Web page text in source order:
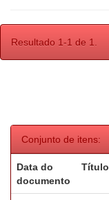
Resultado 1-1 de 1.
Conjunto de itens:
Data do
documento
Título